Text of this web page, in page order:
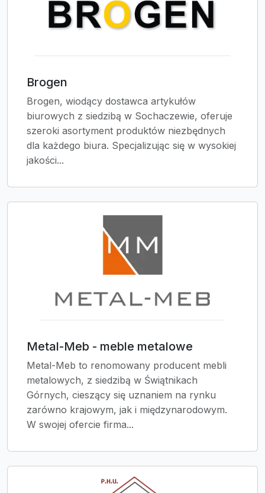
Brogen
Brogen, wiodący dostawca artykułów
biurowych z siedzibą w Sochaczewie, oferuje
szeroki asortyment produktów niezbędnych
dla każdego biura. Specjalizując się w wysokiej
jakości...
Metal-Meb - meble metalowe
Metal-Meb to renomowany producent mebli
metalowych, z siedzibą w Świątnikach
Górnych, cieszący się uznaniem na rynku
zarówno krajowym, jak i międzynarodowym.
W swojej ofercie firma...